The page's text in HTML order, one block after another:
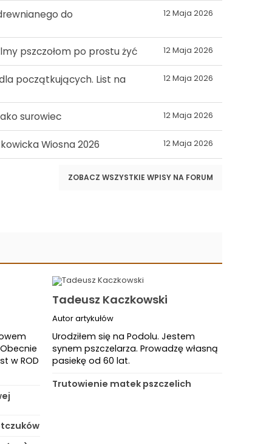
12 Maja 2026
do
12 Maja 2026
pszczołom po prostu żyć
12 Maja 2026
początkujących. List na
12 Maja 2026
surowiec
12 Maja 2026
Wiosna 2026
ZOBACZ WSZYSTKIE WPISY NA FORUM
w ROD
Tadeusz Kaczkowski
Autor artykułów
Urodziłem się na Podolu. Jestem
synem pszczelarza. Prowadzę własną
pasiekę od 60 lat.
Trutowienie matek pszczelich